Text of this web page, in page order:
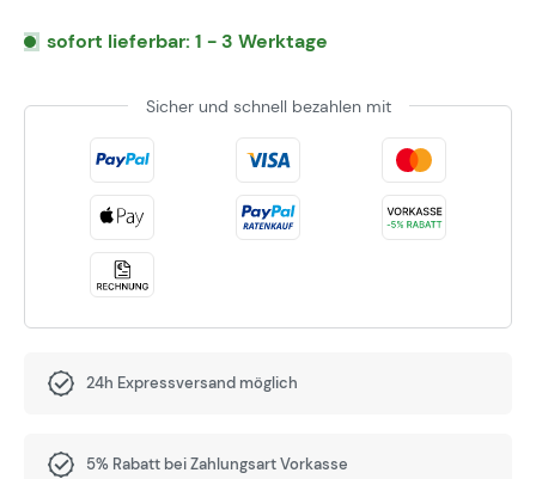
sofort lieferbar: 1 - 3 Werktage
Sicher und schnell bezahlen mit
24h Expressversand möglich
5% Rabatt bei Zahlungsart Vorkasse